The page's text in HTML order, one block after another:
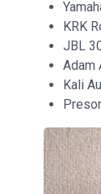
KRK
JBL
Adam
Kali